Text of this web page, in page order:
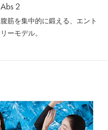
Abs 2
腹筋を集中的に鍛える、エント
リーモデル。